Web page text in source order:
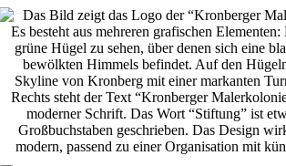
Zum
Inhalt
springen